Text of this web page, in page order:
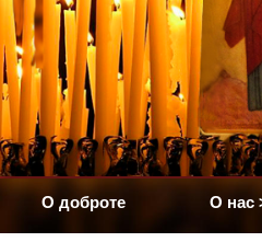
О доброте О нас